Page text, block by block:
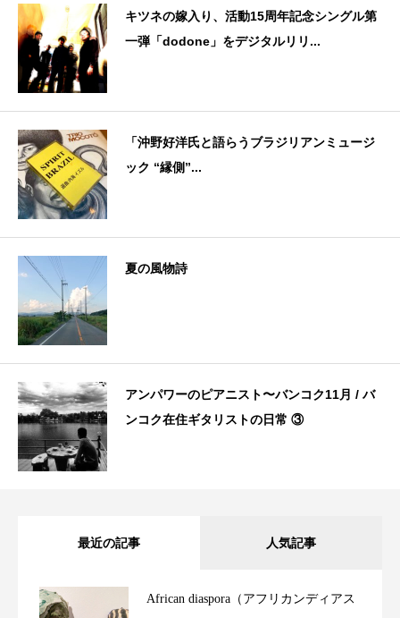
キツネの嫁入り、活動15周年記念シングル第
一弾「dodone」をデジタルリリ...
「沖野好洋氏と語らうブラジリアンミュージ
ック “縁側”...
夏の風物詩
アンパワーのピアニスト〜バンコク11月 / バ
ンコク在住ギタリストの日常 ③
最近の記事 人気記事
African diaspora（アフリカンディアス